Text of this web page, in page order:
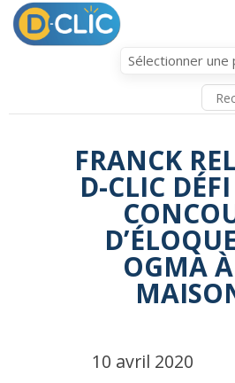
Sélectionner une
FRANCK
D-CLIC
OGMA
10 avril 2020